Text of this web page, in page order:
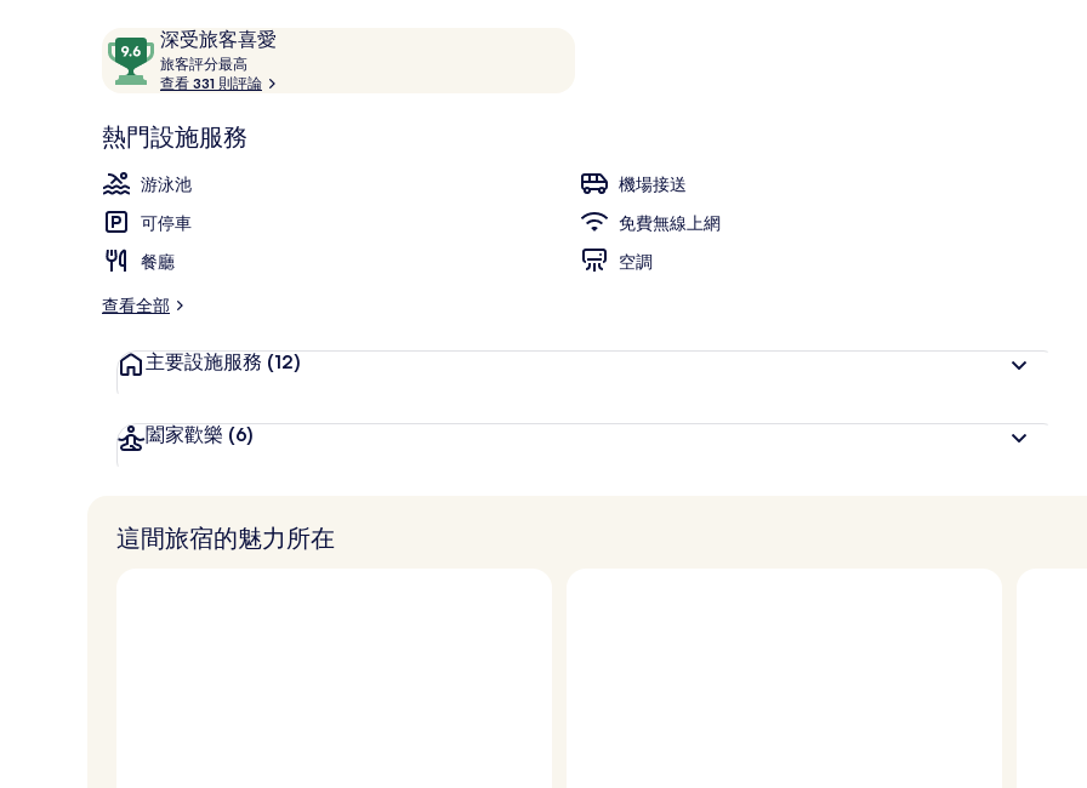
評
論
深受旅客喜愛
9.6
分，
滿
10，
深
受
旅
客
喜
愛
旅客評分最高
客
查看 331 則評論
熱門設施服務
游泳池
機場接送
可停車
免費無線上網
餐廳
空調
查看全部
主要設施服務 (12)
闔家歡樂 (6)
這間旅宿的魅力所在